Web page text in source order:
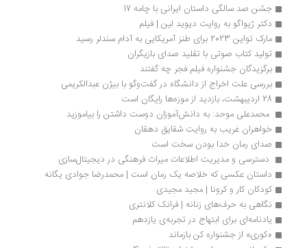
جشن صد سالگی داستان ایرانی با چامه 17
دکتر ژیواگو به روایت دیوید لین | فیلم
مارک تواین 2023 برای طنز آمریکایی به آدام سندلر رسید
تولید کتاب‌ صوتی با تقلید صدای بازیگران
برگزیدگان جشنواره فیلم فجر چه گفتند
بررسی علت اخراج از دانشگاه در گفت‌وگو با بیژن عبدالکریمی
محمدعلی موحد: به دانش‌آموزان دوست داشتن را بیاموزید
خواهران غریب به روایت شقایق دهقان
صدای رمان خدا بودن سخت است
دسترسی و مدیریت اطلاعات میراث فرهنگی در دیجیتال‌سازی
داستان عکسی که خلاصه یک رمان است | محمدرضا جوادی یگانه
کودکان کار و کرونا | مجید مجیدی
نگاهی به حرف‌های زنانه | فرانک کلانتری
یادنامه‌ای برای ابتهاج در تجربه‌ی یازدهم
«کوری» از جشنواره کن بازماند